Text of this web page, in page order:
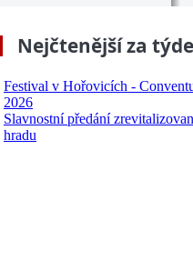
Nejčtenější za
Festival v Hořovicích -
2026
Slavnostní předání
hradu